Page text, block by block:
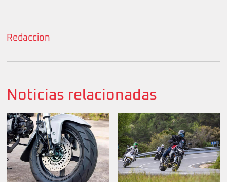
Redaccion
Noticias relacionadas